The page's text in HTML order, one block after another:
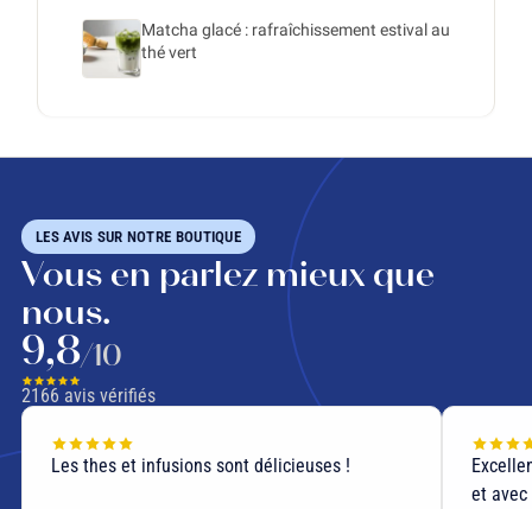
Matcha glacé : rafraîchissement estival au
thé vert
LES AVIS SUR NOTRE BOUTIQUE
Vous en parlez mieux que
nous.
9,8/10
2166 avis vérifiés
Les thes et infusions sont délicieuses !
et